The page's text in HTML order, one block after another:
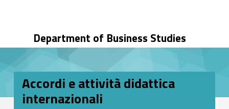
Department of Business Studies
Accordi e attività didattica
internazionali